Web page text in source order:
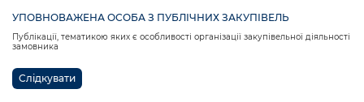
УПОВНОВАЖЕНА ОСОБА З ПУБЛІЧНИХ ЗАКУПІВЕЛЬ
Публікації, тематикою яких є особливості організації закупівельної діяльності
замовника
Слідкувати